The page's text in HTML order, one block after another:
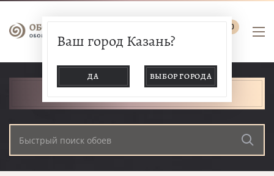
0
Ваш город Казань?
ДА ВЫБОР ГОРОДА